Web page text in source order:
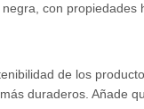
con
de los
duraderos. Añade